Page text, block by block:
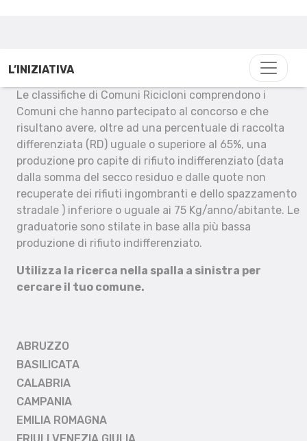
L’INIZIATIVA
Le classifiche di Comuni Ricicloni comprendono i
Comuni che hanno partecipato al concorso e che
risultano avere, oltre ad una percentuale di raccolta
differenziata (RD) uguale o superiore al 65%, una
produzione pro capite di rifiuto indifferenziato (data
dalla somma del secco residuo e dalle quote non
recuperate dei rifiuti ingombranti e dello spazzamento
stradale ) inferiore o uguale ai 75 Kg/anno/abitante. Le
graduatorie sono stilate in base alla più bassa
produzione di rifiuto indifferenziato.
Utilizza la ricerca nella spalla a sinistra per
cercare il tuo comune.
ABRUZZO
BASILICATA
CALABRIA
CAMPANIA
EMILIA ROMAGNA